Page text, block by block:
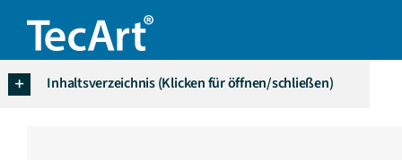
Zum
springen
Inhaltsverzeichnis (Klicken für öffnen/schließen)